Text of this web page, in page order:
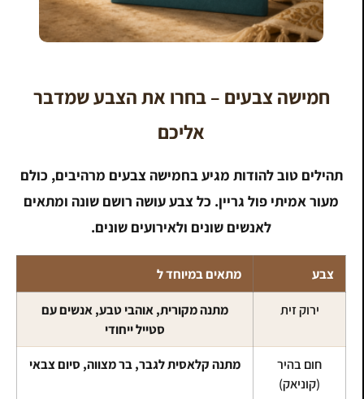
חמישה צבעים – בחרו את הצבע שמדבר
אליכם
תהילים טוב להודות מגיע בחמישה צבעים מרהיבים, כולם
מעור אמיתי פול גריין. כל צבע עושה רושם שונה ומתאים
לאנשים שונים ולאירועים שונים.
צבע
מתאים במיוחד ל
ירוק זית
מתנה מקורית, אוהבי טבע, אנשים עם
סטייל ייחודי
חום בהיר
(קוניאק)
מתנה קלאסית לגבר, בר מצווה, סיום צבאי